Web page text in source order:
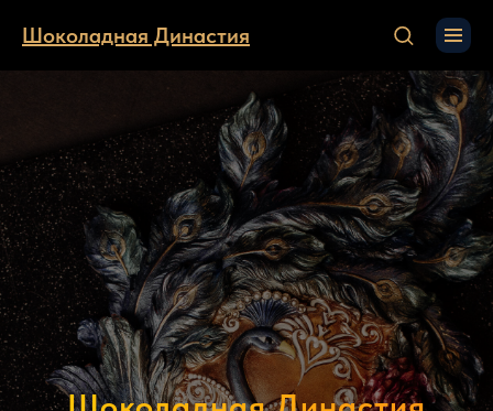
Шоколадная Династия